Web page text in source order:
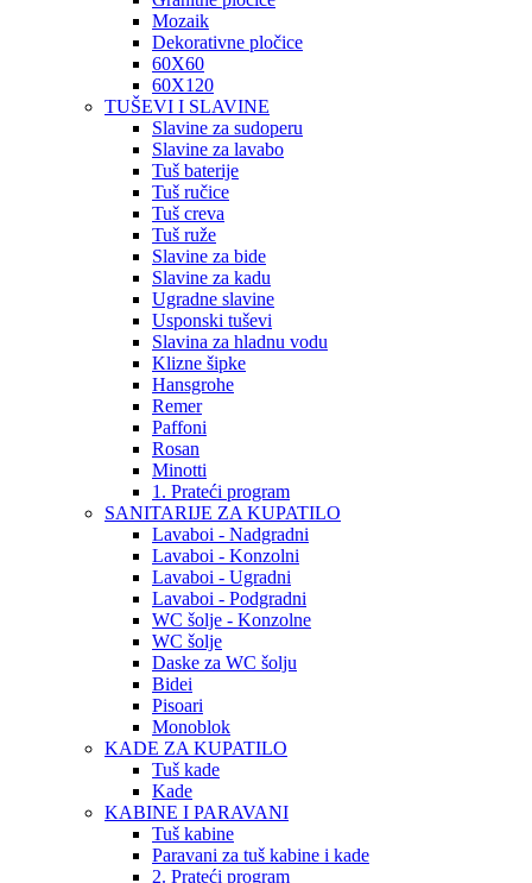
Mozaik
Dekorativne pločice
60X60
60X120
TUŠEVI I SLAVINE
Slavine za sudoperu
Slavine za lavabo
Tuš baterije
Tuš ručice
Tuš creva
Tuš ruže
Slavine za bide
Slavine za kadu
Ugradne slavine
Usponski tuševi
Slavina za hladnu vodu
Klizne šipke
Hansgrohe
Remer
Paffoni
Rosan
Minotti
1. Prateći program
SANITARIJE ZA KUPATILO
Lavaboi - Nadgradni
Lavaboi - Konzolni
Lavaboi - Ugradni
Lavaboi - Podgradni
WC šolje - Konzolne
WC šolje
Daske za WC šolju
Bidei
Pisoari
Monoblok
KADE ZA KUPATILO
Tuš kade
Kade
KABINE I PARAVANI
Tuš kabine
Paravani za tuš kabine i kade
2. Prateći program